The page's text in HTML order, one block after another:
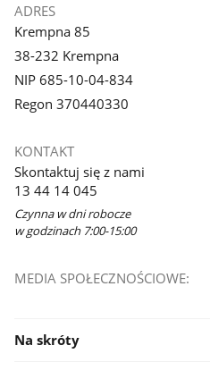
ADRES
Krempna 85
38-232 Krempna
NIP 685-10-04-834
Regon 370440330
KONTAKT
Skontaktuj się z nami
13 44 14 045
Czynna w dni robocze
w godzinach 7:00-15:00
MEDIA SPOŁECZNOŚCIOWE:
Na skróty